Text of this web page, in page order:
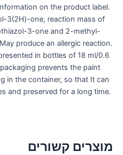
on the product label.
3(2H)-one, reaction mass of
3-one and 2-methyl-
produce an allergic reaction.
in bottles of 18 ml/0.6
prevents the paint
in the container, so that It can
and preserved for a long time.
מוצרים קשורים